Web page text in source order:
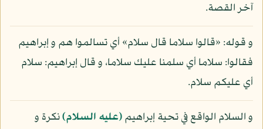
آخر القصة.
و قوله: «قالوا سلاما قال سلام» أي تسالموا هم و إبراهيم
فقالوا: سلاما أي سلمنا عليك سلاما، و قال إبراهيم: سلام
أي عليكم سلام.
و السلام الواقع في تحية إبراهيم(عليه السلام)نكرة و